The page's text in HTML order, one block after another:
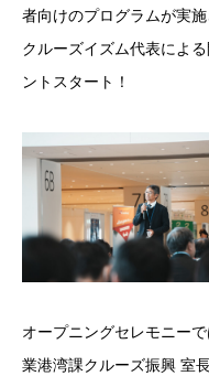
者向けのプログラムが実施
クルーズイズム代表によ
ントスタート！
オープニングセレモニー
業港湾課クルーズ振興 室